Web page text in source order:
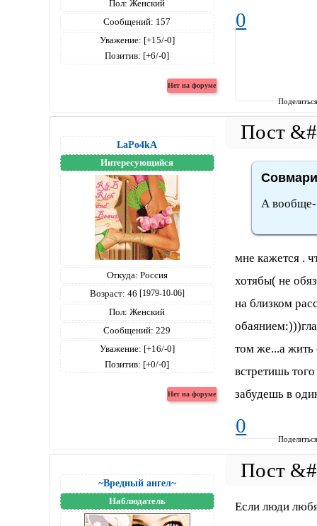
Пол: Женский
Сообщений: 157
Уважение: [+15/-0]
Позитив: [+6/-0]
0
LaPo4kA
Интересующийся
Откуда: Россия
Возраст: 46 [1979-10-06]
Пол: Женский
Сообщений: 229
Уважение: [+16/-0]
Позитив: [+0/-0]
А вообще-
мне кажется .
хотябы( не
на близком
том же...а
встретишь
забудешь в
0
~Вредный ангел~
Наблюдатель Если люди